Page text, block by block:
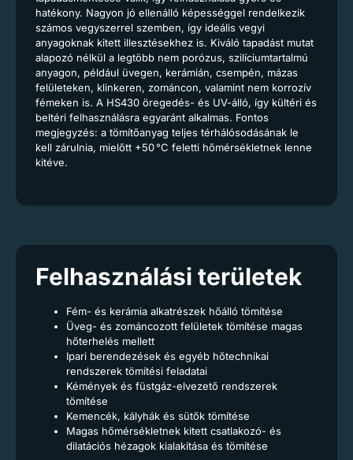
hatékony. Nagyon jó ellenálló képességgel rendelkezik
számos vegyszerrel szemben, így ideális vegyi
anyagoknak kitett illesztésekhez is. Kiváló tapadást mutat
alapozó nélkül a legtöbb nem porózus, szilíciumtartalmú
anyagon, például üvegen, kerámián, csempén, mázas
felületeken, klinkeren, zománcon, valamint nem korrozív
fémeken is. A HS430 öregedés- és UV-álló, így kültéri és
beltéri felhasználásra egyaránt alkalmas. Fontos
megjegyzés: a tömítőanyag teljes térhálósodásának le
kell zárulnia, mielőtt +50 °C feletti hőmérsékletnek lenne
kitéve.
Felhasználási területek
Fém- és kerámia alkatrészek hőálló tömítése
Üveg- és zománcozott felületek tömítése magas
hőterhelés mellett
Ipari berendezések és egyéb hőtechnikai
rendszerek tömítési feladatai
Kémények és füstgáz-elvezető rendszerek
tömítése
Kemencék, kályhák és sütők tömítése
Magas hőmérsékletnek kitett csatlakozó- és
dilatációs hézagok kialakítása és tömítése